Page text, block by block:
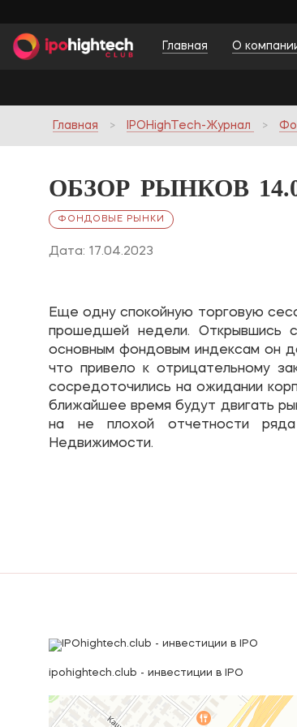
Главная О
Главная IPOHighTech-Журнал
ОБЗОР РЫНКОВ
ФОНДОВЫЕ РЫНКИ
Дата: 17.04.2023
Еще одну спокойную торговую
прошедшей недели. Открывшись
основным фондовым индексам он
что привело к отрицательному
сосредоточились на ожидании
ближайшее время будут двигать
на не плохой отчетности
Недвижимости.
ipohightech.club - инвестиции в IPO